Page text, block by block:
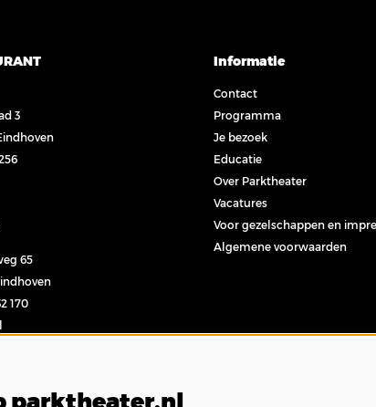
3
65
170
Informatie
Contact
Programma
Je bezoek
Educatie
Over Parktheater
Vacatures
Voor gezelschappen en
Algemene voorwaarden
parktheater.nl